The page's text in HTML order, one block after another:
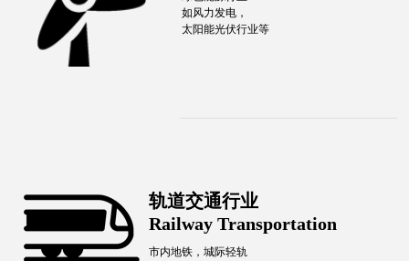
如风力发电，
太阳能光伏行业等
轨道交通行业
Railway Transportation
市内地铁，城际轻轨